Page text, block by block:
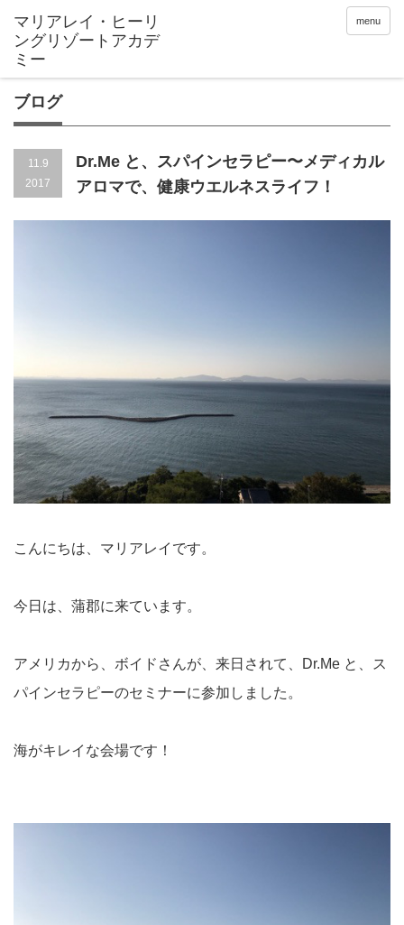
menu
ブログ
11.9
2017
Dr.Me と、スパインセラピー〜メディカル
アロマで、健康ウエルネスライフ！
こんにちは、マリアレイです。
今日は、蒲郡に来ています。
アメリカから、ボイドさんが、来日されて、Dr.Me と、ス
パインセラピーのセミナーに参加しました。
海がキレイな会場です！